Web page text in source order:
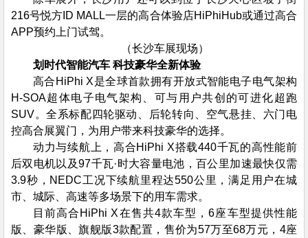
216号悦方ID MALL一层的高合体验店HiPhiHub或通过高合
APP预约上门试驾。
（长沙车展现场）
划时代智能汽车 科技豪华全新体验
高合HiPhi X是全球首款拥有开放式智能电子电气架构
H-SOA超体电子电气架构、可与用户共创的可进化超跑
SUV。全系标配四轮驱动、后轮转向、空气悬挂、六门电
控高合展翼门，为用户带来科技豪华的选择。
动力与续航上，高合HiPhi X搭载440千瓦的高性能前
后双电机以及97千瓦·时大容量电池，百公里加速最快仅需
3.9秒，NEDC工况下续航里程达550公里，满足用户在城
市、城际、高速等多场景下的用车需求。
目前高合HiPhi X在售共4款车型，6座车型提供性能
版、豪华版、旗舰版3款配置，售价为57万至68万元，4座